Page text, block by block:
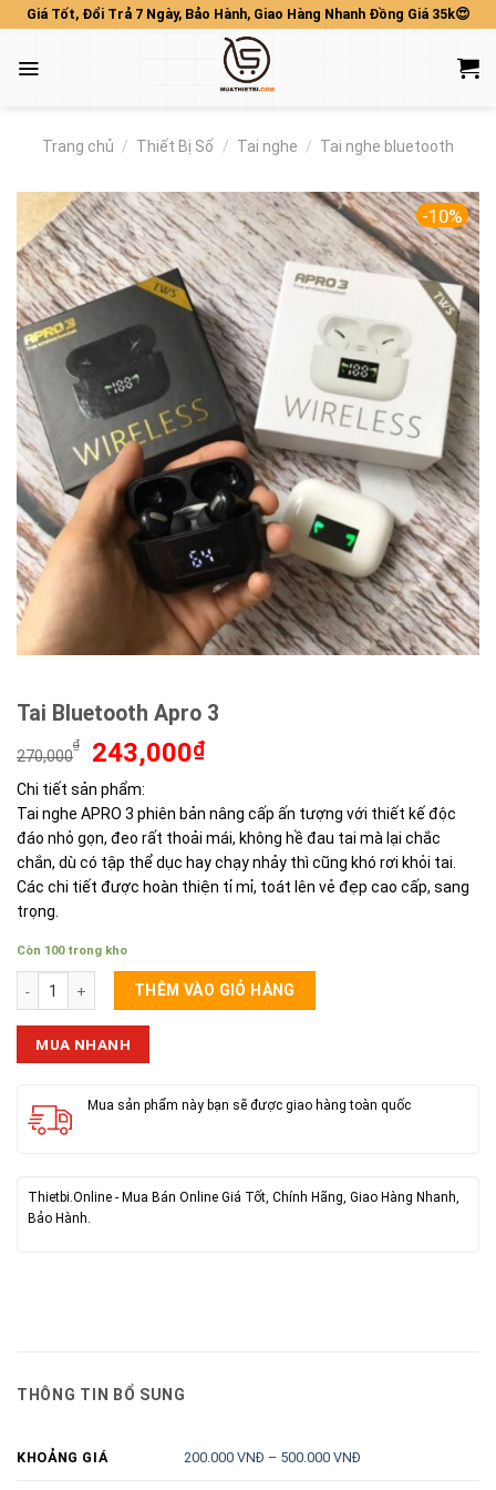
Skip
content
Giá Tốt, Đổi Trả 7 Ngày, Bảo Hành, Giao Hàng Nhanh Đồng Giá 35k😍
Trang chủ / Thiết Bị Số / Tai nghe / Tai nghe bluetooth
-10%
Tai Bluetooth Apro 3
270,000
₫
Giá
là:
270,000₫.
243,000₫Giá
là:
243,000₫.
Chi tiết sản phẩm:
Tai nghe APRO 3 phiên bản nâng cấp ấn tượng với thiết kế độc
đáo nhỏ gọn, đeo rất thoải mái, không hề đau tai mà lại chắc
chắn, dù có tập thể dục hay chạy nhảy thì cũng khó rơi khỏi tai.
Các chi tiết được hoàn thiện tỉ mỉ, toát lên vẻ đẹp cao cấp, sang
trọng.
Còn 100 trong kho
Tai Bluetooth Apro 3 số lượng
THÊM VÀO GIỎ HÀNG
MUA NHANH
Mua sản phẩm này bạn sẽ được giao hàng toàn quốc
Thietbi.Online - Mua Bán Online Giá Tốt, Chính Hãng, Giao Hàng Nhanh,
Bảo Hành.
THÔNG TIN BỔ SUNG
KHOẢNG GIÁ 200.000 VNĐ – 500.000 VNĐ